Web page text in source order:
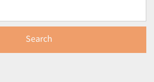
Search